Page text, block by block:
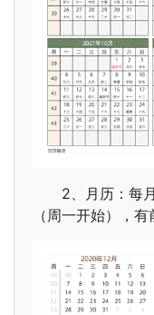
2、月历：每
（周一开始），